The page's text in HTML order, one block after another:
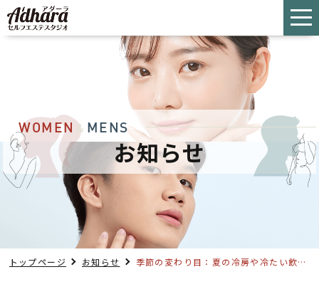
WOMEN ＆ MENS
お知らせ
トップページ お知らせ 季節の変わり目：夏の冷房や冷たい飲み物で冷えた身体を秋に向けて整える